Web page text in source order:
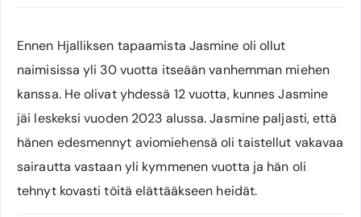
Ennen Hjalliksen tapaamista Jasmine oli ollut
naimisissa yli 30 vuotta itseään vanhemman miehen
kanssa. He olivat yhdessä 12 vuotta, kunnes Jasmine
jäi leskeksi vuoden 2023 alussa. Jasmine paljasti, että
hänen edesmennyt aviomiehensä oli taistellut vakavaa
sairautta vastaan yli kymmenen vuotta ja hän oli
tehnyt kovasti töitä elättääkseen heidät.